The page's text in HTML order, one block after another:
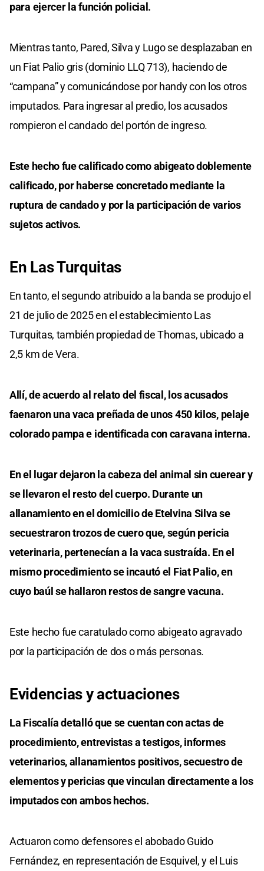
para ejercer la función policial.
Mientras tanto, Pared, Silva y Lugo se desplazaban en
un Fiat Palio gris (dominio LLQ 713), haciendo de
“campana” y comunicándose por handy con los otros
imputados. Para ingresar al predio, los acusados
rompieron el candado del portón de ingreso.
Este hecho fue calificado como abigeato doblemente
calificado, por haberse concretado mediante la
ruptura de candado y por la participación de varios
sujetos activos.
En Las Turquitas
En tanto, el segundo atribuido a la banda se produjo el
21 de julio de 2025 en el establecimiento Las
Turquitas, también propiedad de Thomas, ubicado a
2,5 km de Vera.
Allí, de acuerdo al relato del fiscal, los acusados
faenaron una vaca preñada de unos 450 kilos, pelaje
colorado pampa e identificada con caravana interna.
En el lugar dejaron la cabeza del animal sin cuerear y
se llevaron el resto del cuerpo. Durante un
allanamiento en el domicilio de Etelvina Silva se
secuestraron trozos de cuero que, según pericia
veterinaria, pertenecían a la vaca sustraída. En el
mismo procedimiento se incautó el Fiat Palio, en
cuyo baúl se hallaron restos de sangre vacuna.
Este hecho fue caratulado como abigeato agravado
por la participación de dos o más personas.
Evidencias y actuaciones
La Fiscalía detalló que se cuentan con actas de
procedimiento, entrevistas a testigos, informes
veterinarios, allanamientos positivos, secuestro de
elementos y pericias que vinculan directamente a los
imputados con ambos hechos.
Actuaron como defensores el abobado Guido
Fernández, en representación de Esquivel, y el Luis